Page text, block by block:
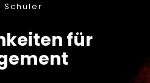
Schüler
für